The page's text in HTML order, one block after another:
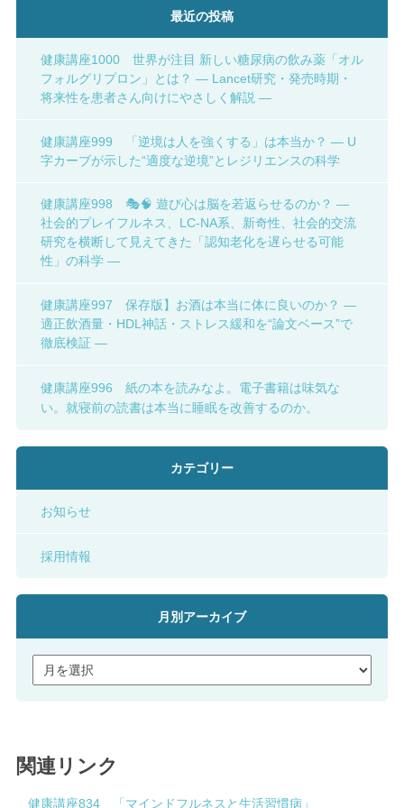
最近の投稿
健康講座1000 世界が注目 新しい糖尿病の飲み薬「オル
フォルグリプロン」とは？ ― Lancet研究・発売時期・
将来性を患者さん向けにやさしく解説 ―
健康講座999 「逆境は人を強くする」は本当か？ ― U
字カーブが示した“適度な逆境”とレジリエンスの科学
健康講座998 🎭🧠 遊び心は脳を若返らせるのか？ ―
社会的プレイフルネス、LC-NA系、新奇性、社会的交流
研究を横断して見えてきた「認知老化を遅らせる可能
性」の科学 ―
健康講座997 保存版】お酒は本当に体に良いのか？ ―
適正飲酒量・HDL神話・ストレス緩和を“論文ベース”で
徹底検証 ―
健康講座996 紙の本を読みなよ。電子書籍は味気な
い。就寝前の読書は本当に睡眠を改善するのか。
カテゴリー
お知らせ
採用情報
月別アーカイブ
関連リンク
健康講座834 「マインドフルネスと生活習慣病」